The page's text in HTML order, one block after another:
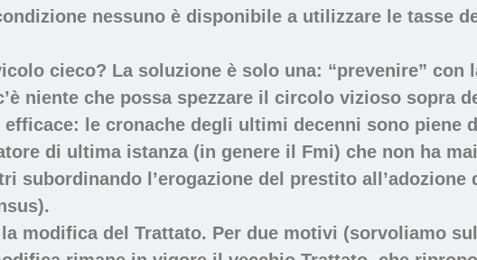
nessuno è disponibile a utilizzare le tasse
cieco? La soluzione è solo una: “prevenire”
niente che possa spezzare il circolo vizioso sopra
le cronache degli ultimi decenni sono piene
di ultima istanza (in genere il Fmi) che non ha
subordinando l’erogazione del prestito
modifica del Trattato. Per due motivi (sorvoliamo